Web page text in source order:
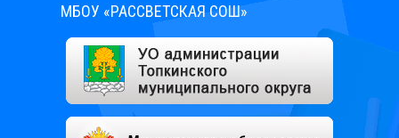
МБОУ «РАССВЕТСКАЯ СОШ»